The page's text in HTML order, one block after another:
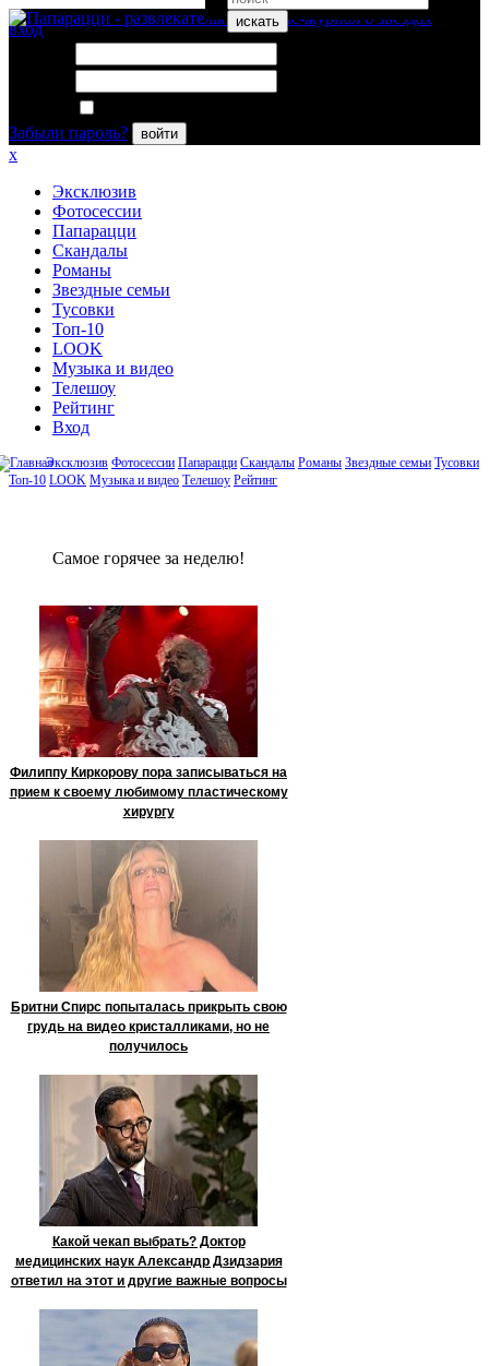
искать
вход
Забыли пароль?
войти
x
Эксклюзив
Фотосессии
Папарацци
Скандалы
Романы
Звездные семьи
Тусовки
Топ-10
LOOK
Музыка и видео
Телешоу
Рейтинг
Вход
Эксклюзив Фотосессии Папарацци Скандалы Романы Звездные семьи Тусовки
Топ-10 LOOK Музыка и видео Телешоу Рейтинг
Сaмое гoрячее за неделю!
Филиппу Киркорову пора записываться на
прием к своему любимому пластическому
хирургу
Бритни Спирс попыталась прикрыть свою
грудь на видео кристалликами, но не
получилось
Какой чекап выбрать? Доктор
медицинских наук Александр Дзидзария
ответил на этот и другие важные вопросы